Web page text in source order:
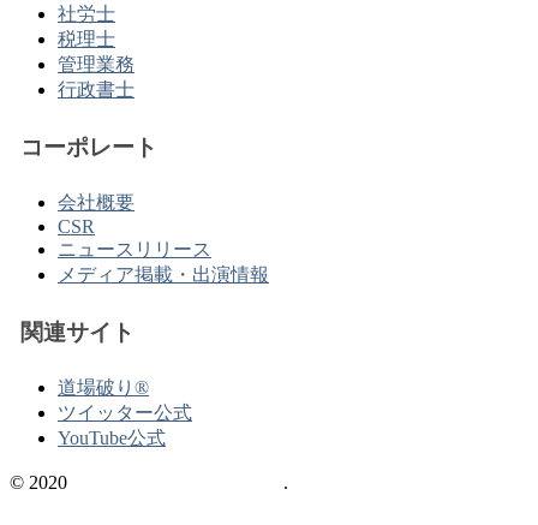
社労士
税理士
管理業務
行政書士
コーポレート
会社概要
CSR
ニュースリリース
メディア掲載・出演情報
関連サイト
道場破り®
ツイッター公式
YouTube公式
© 2020 .